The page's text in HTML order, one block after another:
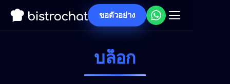
ขอตัวอย่าง
บล็อก